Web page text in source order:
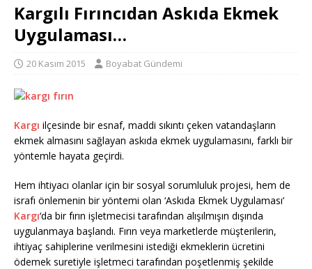
Kargılı Fırıncıdan Askıda Ekmek
Uygulaması…
20 Kasım 2015 Boyabat Gündemi
Kargı ilçesinde bir esnaf, maddi sıkıntı çeken vatandaşların
ekmek almasını sağlayan askıda ekmek uygulamasını, farklı bir
yöntemle hayata geçirdi.
Hem ihtiyacı olanlar için bir sosyal sorumluluk projesi, hem de
israfı önlemenin bir yöntemi olan ‘Askıda Ekmek Uygulaması’
Kargı‘da bir fırın işletmecisi tarafından alışılmışın dışında
uygulanmaya başlandı. Fırın veya marketlerde müşterilerin,
ihtiyaç sahiplerine verilmesini istediği ekmeklerin ücretini
ödemek suretiyle işletmeci tarafından poşetlenmiş şekilde